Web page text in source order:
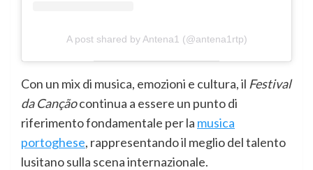
A post shared by Antena1 (@antena1rtp)
Con un mix di musica, emozioni e cultura, il Festival
da Cançãocontinua a essere un punto di
riferimento fondamentale per la musica
portoghese, rappresentando il meglio del talento
lusitano sulla scena internazionale.